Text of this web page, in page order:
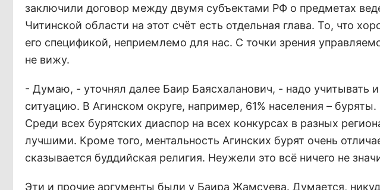
заключили договор между двумя субъектами РФ о предметах
Читинской области на этот счёт есть отдельная глава. То, что
его спецификой, неприемлемо для нас. С точки зрения
не вижу.
- Думаю, - уточнял далее Баир Баясхаланович, - надо учитывать
ситуацию. В Агинском округе, например, 61% населения – буряты.
Среди всех бурятских диаспор на всех конкурсах в разных
лучшими. Кроме того, ментальность Агинских бурят очень
сказывается буддийская религия. Неужели это всё ничего не
Эти и прочие аргументы были у Баира Жамсуева. Думается,